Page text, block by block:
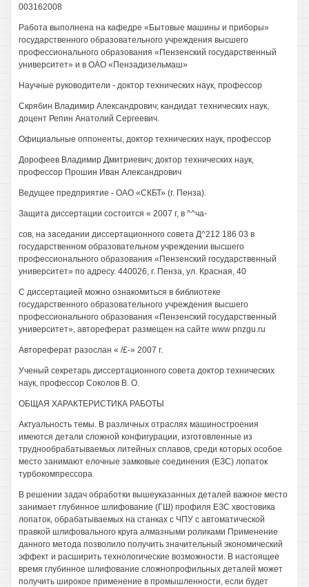
003162008
Работа выполнена на кафедре «Бытовые машины и приборы»
государственного образовательного учреждения высшего
профессионального образования «Пензенский государственный
университет» и в ОАО «Пензадизельмаш»
Научные руководители - доктор технических наук, профессор
Скрябин Владимир Александрович; кандидат технических наук,
доцент Репин Анатолий Сергеевич.
Официальные оппоненты, доктор технических наук, профессор
Дорофеев Владимир Дмитриевич; доктор технических наук,
профессор Прошин Иван Александрович
Ведущее предприятие - ОАО «СКБТ» (г. Пенза).
Защита диссертации состоится « 2007 г, в ^^ча-
сов, на заседании диссертационного совета Д^212 186 03 в
государственном образовательном учреждении высшего
профессионального образования «Пензенский государственный
университет» по адресу. 440026, г. Пенза, ул. Красная, 40
С диссертацией можно ознакомиться в библиотеке
государственного образовательного учреждения высшего
профессионального образования «Пензенский государственный
университет», автореферат размещен на сайте www pnzgu.ru
Автореферат разослан « /£-» 2007 г.
Ученый секретарь диссертационного совета доктор технических
наук, профессор Соколов В. О.
ОБЩАЯ ХАРАКТЕРИСТИКА РАБОТЫ
Актуальность темы. В различных отраслях машиностроения
имеются детали сложной конфигурации, изготовленные из
труднообрабатываемых литейных сплавов, среди которых особое
место занимают елочные замковые соединения (ЕЗС) лопаток
турбокомпрессора
В решении задач обработки вышеуказанных деталей важное место
занимает глубинное шлифование (ГШ) профиля ЕЗС хвостовика
лопаток, обрабатываемых на станках с ЧПУ с автоматической
правкой шлифовального круга алмазными роликами Применение
данного метода позволило получить значительный экономический
эффект и расширить технологические возможности. В настоящее
время глубинное шлифование сложнопрофильных деталей может
получить широкое применение в промышленности, если будет